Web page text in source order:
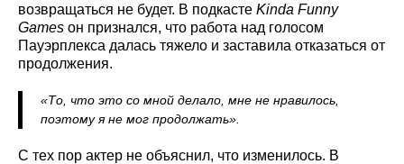
возвращаться не будет. В подкасте Kinda Funny
Games он признался, что работа над голосом
Пауэрплекса далась тяжело и заставила отказаться от
продолжения.
«То, что это со мной делало, мне не нравилось,
поэтому я не мог продолжать».
С тех пор актер не объяснил, что изменилось. В